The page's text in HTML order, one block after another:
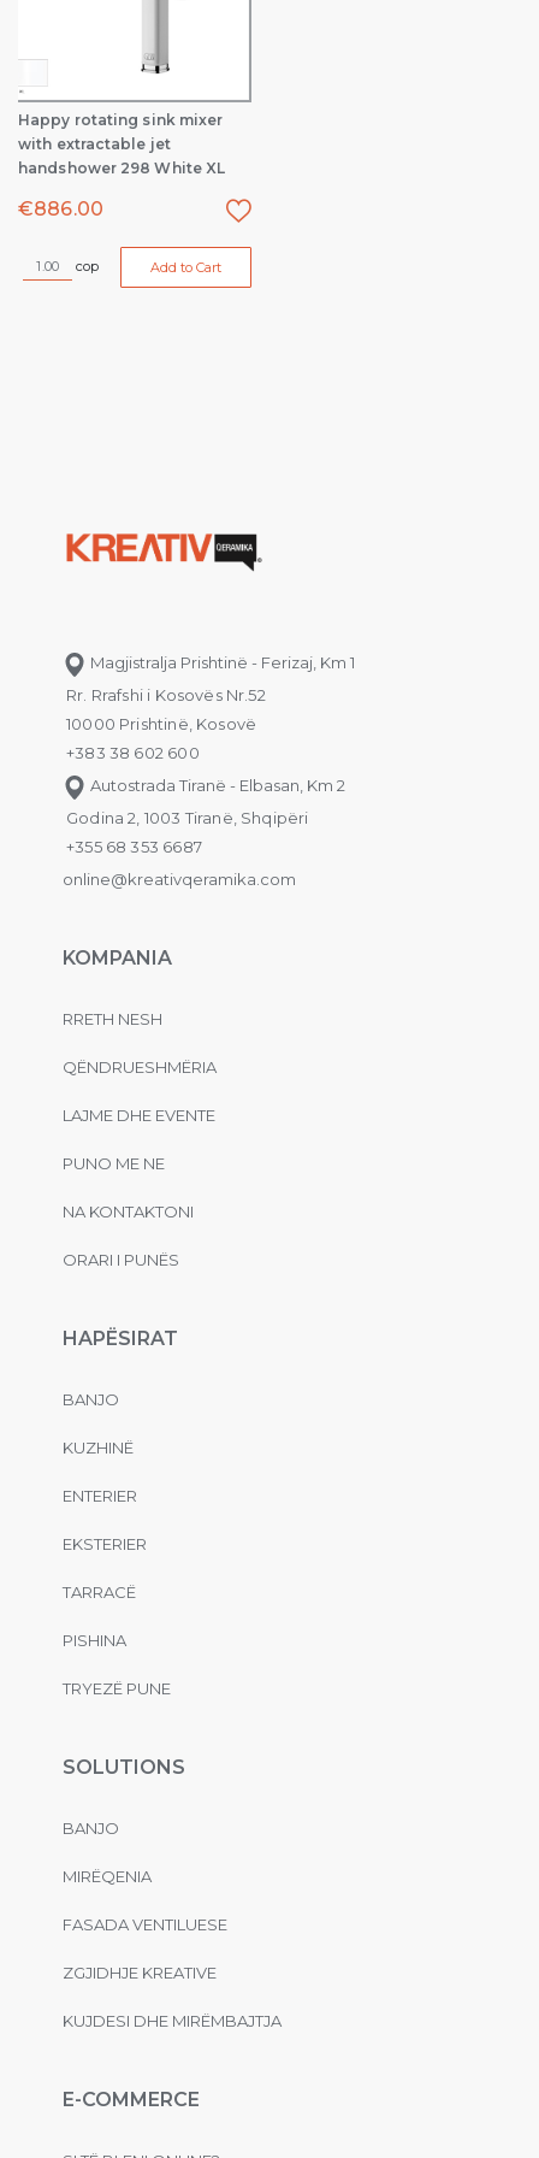
Happy rotating sink mixer
with extractable jet
handshower 298 White XL
€886.00
cop Add to Cart
Magjistralja Prishtinë - Ferizaj, Km 1
Rr. Rrafshi i Kosovës Nr.52
10000 Prishtinë, Kosovë
+383 38 602 600
Autostrada Tiranë - Elbasan, Km 2
Godina 2, 1003 Tiranë, Shqipëri
+355 68 353 6687
online@kreativqeramika.com
KOMPANIA
RRETH NESH
QËNDRUESHMËRIA
LAJME DHE EVENTE
PUNO ME NE
NA KONTAKTONI
ORARI I PUNËS
HAPËSIRAT
BANJO
KUZHINË
ENTERIER
EKSTERIER
TARRACË
PISHINA
TRYEZË PUNE
SOLUTIONS
BANJO
MIRËQENIA
FASADA VENTILUESE
ZGJIDHJE KREATIVE
KUJDESI DHE MIRËMBAJTJA
E-COMMERCE